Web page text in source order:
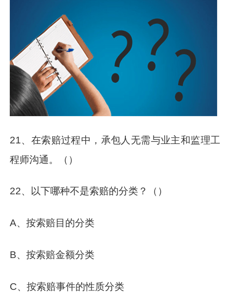
21、在索赔过程中，承包人无需与业主和监理工
程师沟通。（）
22、以下哪种不是索赔的分类？（）
A、按索赔目的分类
B、按索赔金额分类
C、按索赔事件的性质分类